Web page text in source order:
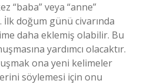
“baba” veya “anne”
doğum günü civarında
daha eklemiş olabilir. Bu
yardımcı olacaktır.
ona yeni kelimeler
söylemesi için onu